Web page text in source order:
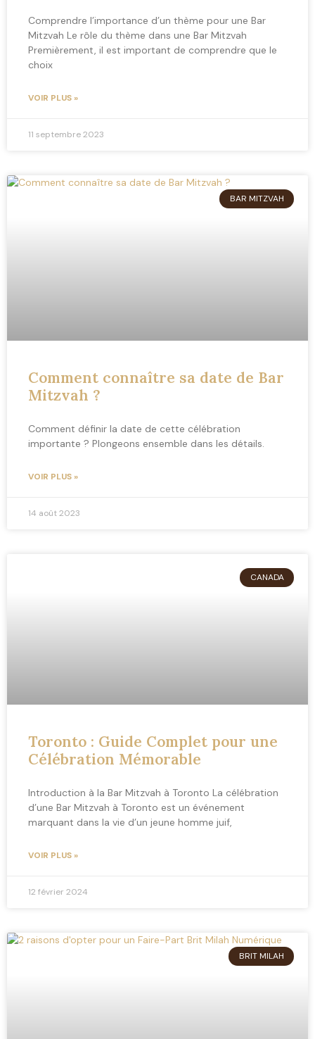
Comprendre l’importance d’un thème pour une Bar
Mitzvah Le rôle du thème dans une Bar Mitzvah
Premièrement, il est important de comprendre que le
choix
VOIR PLUS »
11 septembre 2023
BAR MITZVAH
Comment connaître sa date de Bar
Mitzvah ?
Comment définir la date de cette célébration
importante ? Plongeons ensemble dans les détails.
VOIR PLUS »
14 août 2023
CANADA
Toronto : Guide Complet pour une
Célébration Mémorable
Introduction à la Bar Mitzvah à Toronto La célébration
d’une Bar Mitzvah à Toronto est un événement
marquant dans la vie d’un jeune homme juif,
VOIR PLUS »
12 février 2024
BRIT MILAH